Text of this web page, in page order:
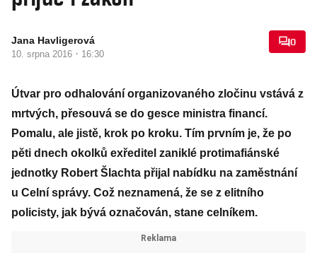
Jana Havligerová
10. srpna 2016 · 16:30
0
Útvar pro odhalování organizovaného zločinu vstává z
mrtvých, přesouvá se do gesce ministra financí.
Pomalu, ale jistě, krok po kroku. Tím prvním je, že po
pěti dnech okolků exředitel zaniklé protimafiánské
jednotky Robert Šlachta přijal nabídku na zaměstnání
u Celní správy. Což neznamená, že se z elitního
policisty, jak bývá označován, stane celníkem.